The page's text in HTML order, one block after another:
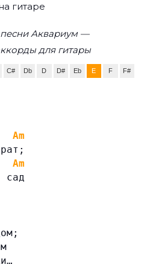
гитаре
Аквариум —
для гитары
C# Db D D# Eb E F F#
Am
Am
сад